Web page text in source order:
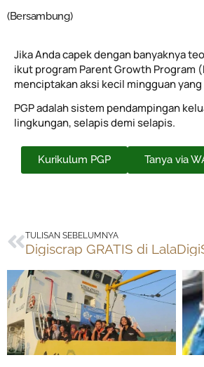
(Bersambung)
Jika Anda capek dengan banyaknya
ikut program Parent Growth Program
menciptakan aksi kecil mingguan
PGP adalah sistem pendampingan
lingkungan, selapis demi selapis.
Kurikulum PGP Tanya via
Prev
TULISAN SEBELUMNYA
Digiscrap GRATIS di